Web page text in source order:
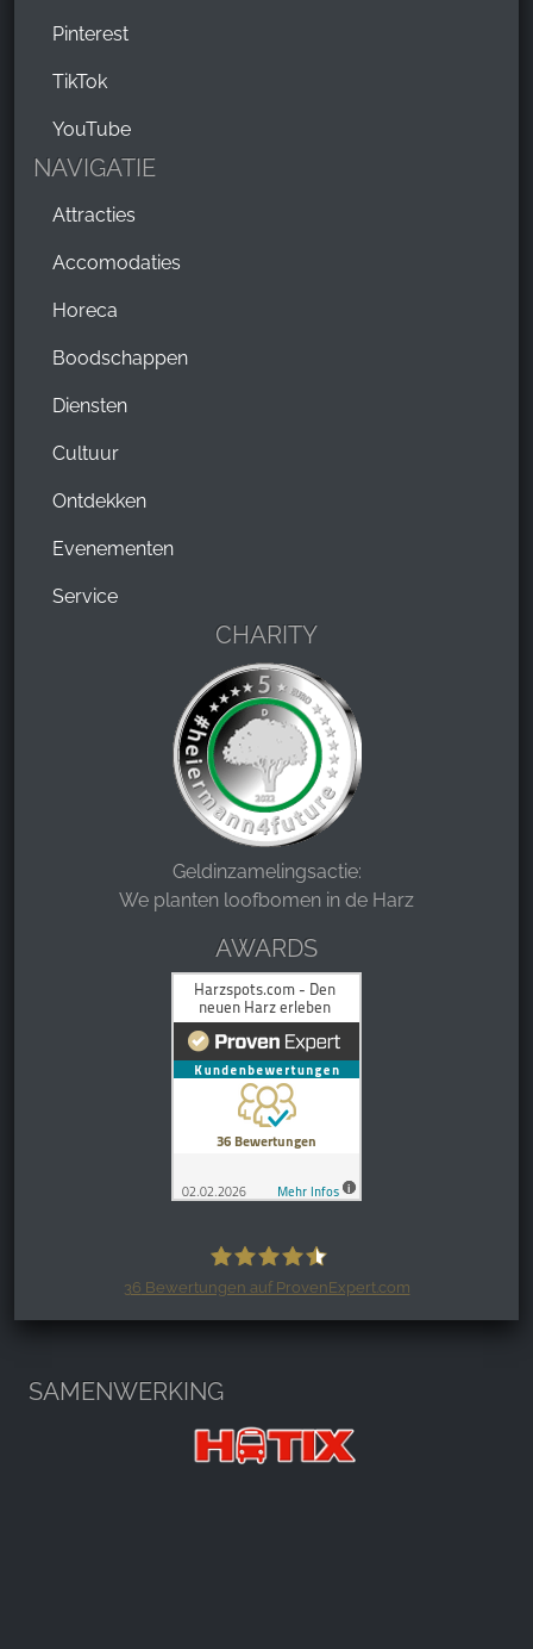
Pinterest
TikTok
YouTube
NAVIGATIE
Attracties
Accomodaties
Horeca
Boodschappen
Diensten
Cultuur
Ontdekken
Evenementen
Service
CHARITY
Geldinzamelingsactie:
We planten loofbomen in de Harz
AWARDS
36 Bewertungen auf ProvenExpert.com
SAMENWERKING